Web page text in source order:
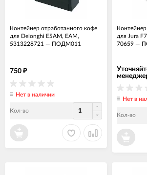
Контейнер отработанного кофе
для Delonghi ESAM, EAM,
5313228721 — ПОДМ011
750 ₽
Нет в наличии
Кол-во
для Jura
70659 —
Нет в
Кол-во